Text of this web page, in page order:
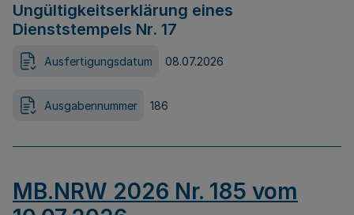
Ungültigkeitserklärung eines
Dienststempels Nr. 17
Ausfertigungsdatum 08.07.2026
Ausgabennummer 186
MB.NRW 2026 Nr. 185 vom